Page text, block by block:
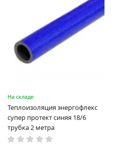
На складе
Теплоизоляция энергофлекс
супер протект синяя 18/6
трубка 2 метра